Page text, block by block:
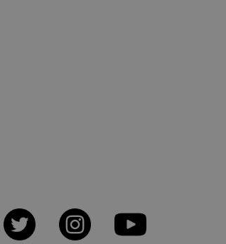
Twitter Instagram